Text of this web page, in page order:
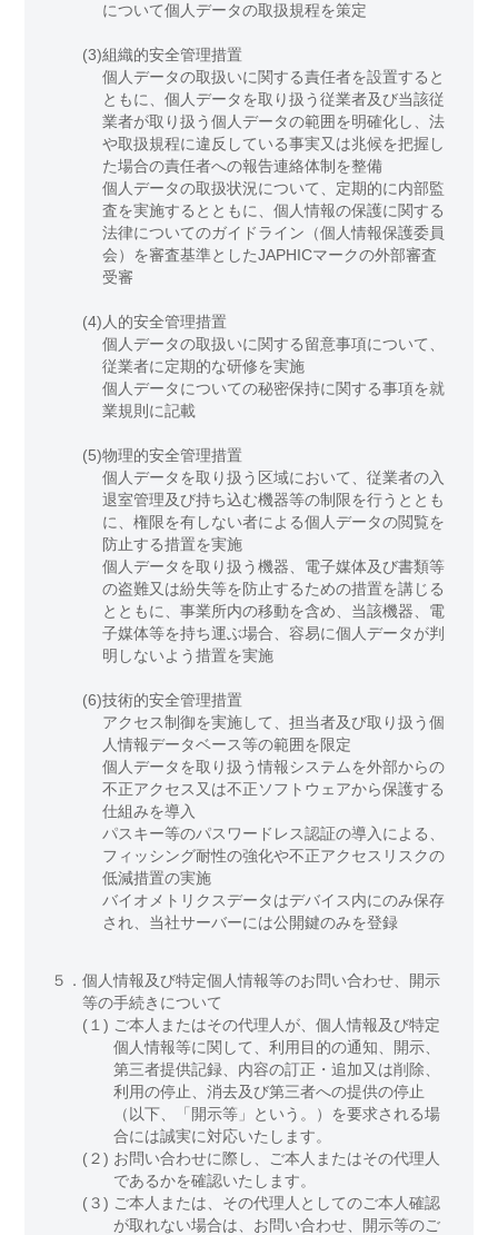
について個人データの取扱規程を策定
(3)組織的安全管理措置
個人データの取扱いに関する責任者を設置すると
ともに、個人データを取り扱う従業者及び当該従
業者が取り扱う個人データの範囲を明確化し、法
や取扱規程に違反している事実又は兆候を把握し
た場合の責任者への報告連絡体制を整備
個人データの取扱状況について、定期的に内部監
査を実施するとともに、個人情報の保護に関する
法律についてのガイドライン（個人情報保護委員
会）を審査基準としたJAPHICマークの外部審査
受審
(4) 人的安全管理措置
個人データの取扱いに関する留意事項について、
従業者に定期的な研修を実施
個人データについての秘密保持に関する事項を就
業規則に記載
(5)物理的安全管理措置
個人データを取り扱う区域において、従業者の入
退室管理及び持ち込む機器等の制限を行うととも
に、権限を有しない者による個人データの閲覧を
防止する措置を実施
個人データを取り扱う機器、電子媒体及び書類等
の盗難又は紛失等を防止するための措置を講じる
とともに、事業所内の移動を含め、当該機器、電
子媒体等を持ち運ぶ場合、容易に個人データが判
明しないよう措置を実施
(6)技術的安全管理措置
アクセス制御を実施して、担当者及び取り扱う個
人情報データベース等の範囲を限定
個人データを取り扱う情報システムを外部からの
不正アクセス又は不正ソフトウェアから保護する
仕組みを導入
パスキー等のパスワードレス認証の導入による、
フィッシング耐性の強化や不正アクセスリスクの
低減措置の実施
バイオメトリクスデータはデバイス内にのみ保存
され、当社サーバーには公開鍵のみを登録
５．個人情報及び特定個人情報等のお問い合わせ、開示
等の手続きについて
(１) ご本人またはその代理人が、個人情報及び特定
個人情報等に関して、利用目的の通知、開示、
第三者提供記録、内容の訂正・追加又は削除、
利用の停止、消去及び第三者への提供の停止
（以下、「開示等」という。）を要求される場
合には誠実に対応いたします。
(２) お問い合わせに際し、ご本人またはその代理人
であるかを確認いたします。
(３) ご本人または、その代理人としてのご本人確認
が取れない場合は、お問い合わせ、開示等のご